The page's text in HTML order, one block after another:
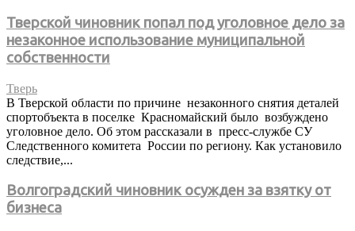
Тверской чиновник попал под уголовное дело за
незаконное использование муниципальной
собственности
Тверь
В Тверской области по причине незаконного снятия деталей
спортобъекта в поселке Красномайский было возбуждено
уголовное дело. Об этом рассказали в пресс-службе СУ
Следственного комитета России по региону. Как установило
следствие,...
Волгоградский чиновник осужден за взятку от
бизнеса